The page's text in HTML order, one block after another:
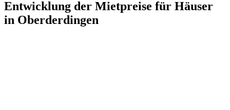
Entwicklung der Mietpreise für Häuser
in Oberderdingen